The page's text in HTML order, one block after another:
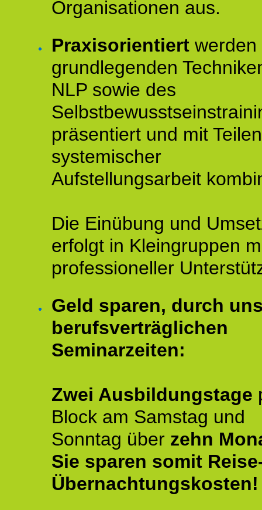
Organisationen aus.
Praxisorientiert werden
grundlegenden
NLP sowie des
präsentiert und mit Teilen
systemischer
Aufstellungsarbeit
Die Einübung und
erfolgt in Kleingruppen
professioneller
Geld sparen, durch
berufsverträglichen
Seminarzeiten:
Zwei Ausbildungstage
Block am Samstag und
Sonntag über zehn
Sie sparen somit
Übernachtungskosten!